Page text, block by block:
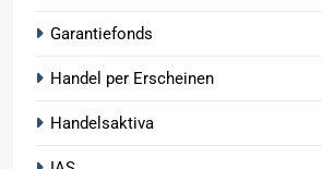
Garantiefonds
Handel per Erscheinen
Handelsaktiva